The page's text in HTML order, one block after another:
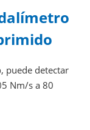
puede detectar
Nm/s a 80